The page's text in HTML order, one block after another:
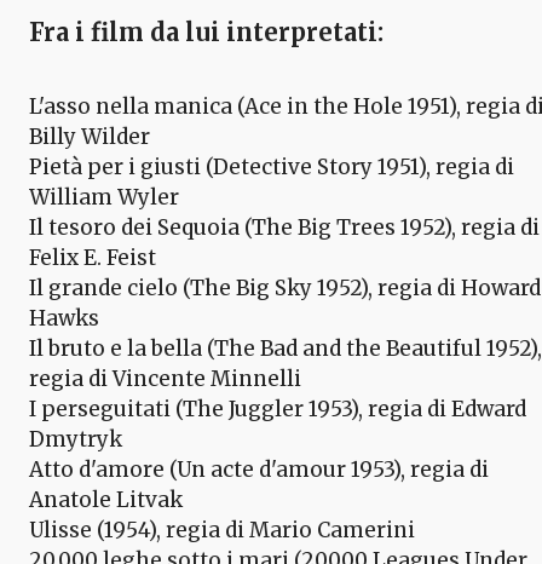
Fra i film da lui interpretati:
L'asso nella manica (Ace in the Hole 1951), regia
Billy Wilder
Pietà per i giusti (Detective Story 1951), regia di
William Wyler
Il tesoro dei Sequoia (The Big Trees 1952), regia di
Felix E. Feist
Il grande cielo (The Big Sky 1952), regia di Howard
Hawks
Il bruto e la bella (The Bad and the Beautiful 1952),
regia di Vincente Minnelli
I perseguitati (The Juggler 1953), regia di Edward
Dmytryk
Atto d'amore (Un acte d'amour 1953), regia di
Anatole Litvak
Ulisse (1954), regia di Mario Camerini